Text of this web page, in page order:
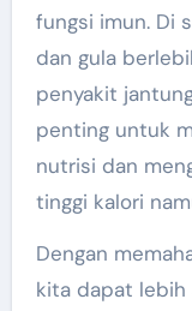
fungsi imun. Di
dan gula
penyakit
penting untuk
nutrisi dan
tinggi kalori
Dengan
kita dapat lebih